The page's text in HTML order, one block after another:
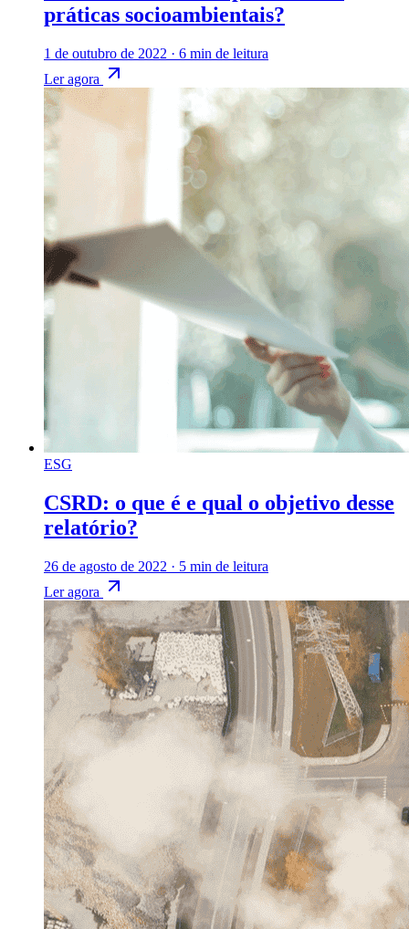
práticas socioambientais?
1 de outubro de 2022 · 6 min de leitura
Ler agora
ESG
CSRD: o que é e qual o objetivo desse
relatório?
26 de agosto de 2022 · 5 min de leitura
Ler agora